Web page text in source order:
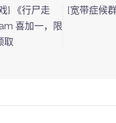
] 《行尸走
喜加一，限
取
[宽带症候